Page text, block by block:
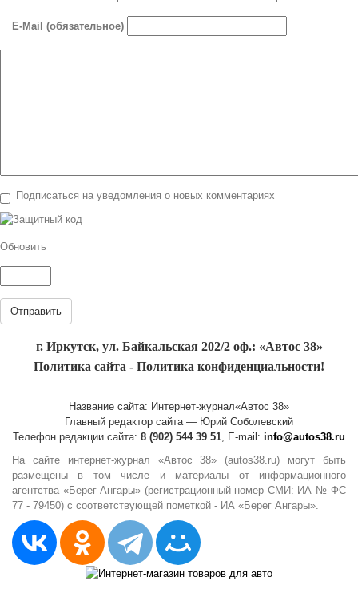
E-Mail (обязательное)
Подписаться на уведомления о новых комментариях
Обновить
Отправить
г. Иркутск, ул. Байкальская 202/2 оф.: «Автос 38»
Политика сайта - Политика конфиденциальности!
Название сайта: Интернет-журнал«Автос 38»
Главный редактор сайта — Юрий Соболевский
Телефон редакции сайта: 8 (902) 544 39 51, E-mail: info@autos38.ru
На сайте интернет-журнал «Автос 38» (autos38.ru) могут быть
размещены в том числе и материалы от информационного
агентства «Берег Ангары» (регистрационный номер СМИ: ИА № ФС
77 - 79450) с соответствующей пометкой - ИА «Берег Ангары».